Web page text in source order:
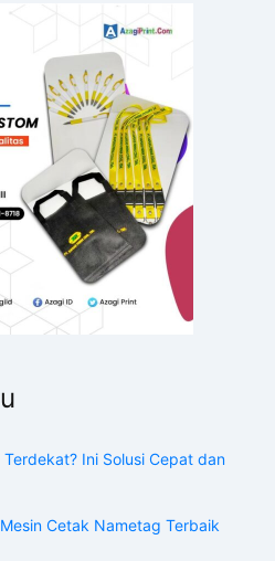
Ini Solusi Cepat dan
Cetak Nametag Terbaik